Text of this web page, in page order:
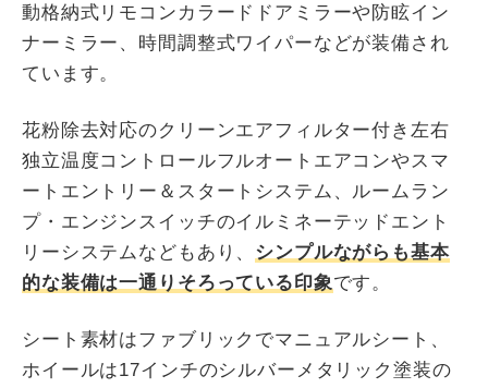
動格納式リモコンカラードドアミラーや防眩イン
ナーミラー、時間調整式ワイパーなどが装備され
ています。
花粉除去対応のクリーンエアフィルター付き左右
独立温度コントロールフルオートエアコンやスマ
ートエントリー＆スタートシステム、ルームラン
プ・エンジンスイッチのイルミネーテッドエント
リーシステムなどもあり、 シンプルながらも基本
的な装備は一通りそろっている印象 です。
シート素材はファブリックでマニュアルシート、
ホイールは17インチのシルバーメタリック塗装の